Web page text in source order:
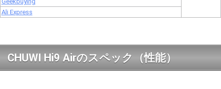
Ali Express
CHUWI Hi9 Airのスペック（性能）